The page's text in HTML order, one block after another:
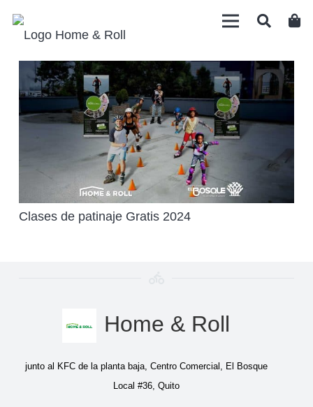
Clases de patinaje Gratis 2024
Home & Roll
junto al KFC de la planta baja, Centro Comercial, El Bosque
Local #36, Quito